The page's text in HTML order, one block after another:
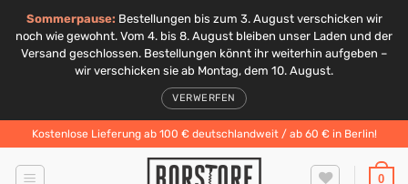
Sommerpause: Bestellungen bis zum 3. August verschicken wir
noch wie gewohnt. Vom 4. bis 8. August bleiben unser Laden und der
Versand geschlossen. Bestellungen könnt ihr weiterhin aufgeben –
wir verschicken sie ab Montag, dem 10. August.
VERWERFEN
Inhalt
springen
Kostenlose Lieferung ab 100 € deutschlandweit / ab 60 € in Berlin!
0